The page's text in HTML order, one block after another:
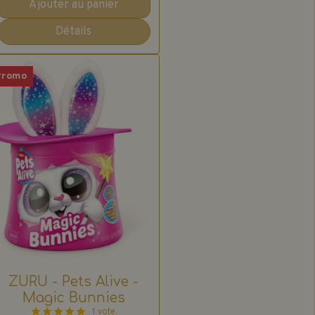
Ajouter au panier
Détails
ZURU - Pets Alive -
Magic Bunnies
1 vote.